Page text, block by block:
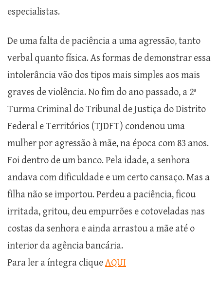
especialistas.
De uma falta de paciência a uma agressão, tanto
verbal quanto física. As formas de demonstrar essa
intolerância vão dos tipos mais simples aos mais
graves de violência. No fim do ano passado, a 2ª
Turma Criminal do Tribunal de Justiça do Distrito
Federal e Territórios (TJDFT) condenou uma
mulher por agressão à mãe, na época com 83 anos.
Foi dentro de um banco. Pela idade, a senhora
andava com dificuldade e um certo cansaço. Mas a
filha não se importou. Perdeu a paciência, ficou
irritada, gritou, deu empurrões e cotoveladas nas
costas da senhora e ainda arrastou a mãe até o
interior da agência bancária.
Para ler a íntegra cliqueAQUI